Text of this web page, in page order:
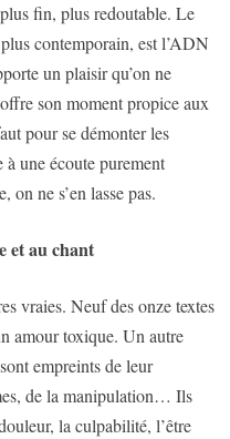
fin, plus redoutable. Le
contemporain, est l’ADN
un plaisir qu’on ne
son moment propice aux
pour se démonter les
à une écoute purement
on ne s’en lasse pas.
et au chant
vraies. Neuf des onze textes
amour toxique. Un autre
empreints de leur
de la manipulation… Ils
la culpabilité, l’être